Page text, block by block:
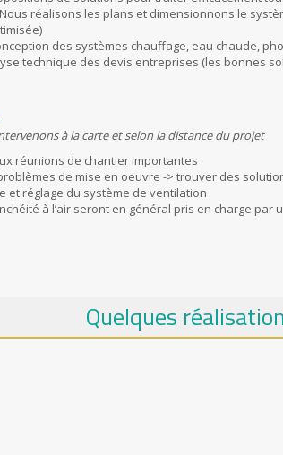
Nous réalisons les plans et dimensionnons le
des systèmes chauffage, eau chaude,
technique des devis entreprises (les bonnes
à la carte et selon la distance du projet
réunions de chantier importantes
de mise en oeuvre -> trouver des
et réglage du système de ventilation
à l’air seront en général pris en charge par
Quelques